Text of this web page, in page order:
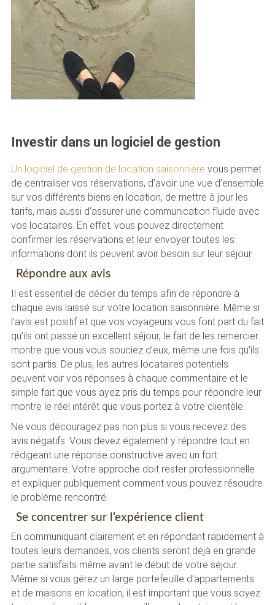
Investir dans un logiciel de gestion
Un logiciel de gestion de location saisonnière vous permet
de centraliser vos réservations, d’avoir une vue d’ensemble
sur vos différents biens en location, de mettre à jour les
tarifs, mais aussi d’assurer une communication fluide avec
vos locataires. En effet, vous pouvez directement
confirmer les réservations et leur envoyer toutes les
informations dont ils peuvent avoir besoin sur leur séjour.
Répondre aux avis
Il est essentiel de dédier du temps afin de répondre à
chaque avis laissé sur votre location saisonnière. Même si
l’avis est positif et que vos voyageurs vous font part du fait
qu’ils ont passé un excellent séjour, le fait de les remercier
montre que vous vous souciez d’eux, même une fois qu’ils
sont partis. De plus, les autres locataires potentiels
peuvent voir vos réponses à chaque commentaire et le
simple fait que vous ayez pris du temps pour répondre leur
montre le réel intérêt que vous portez à votre clientèle.
Ne vous découragez pas non plus si vous recevez des
avis négatifs. Vous devez également y répondre tout en
rédigeant une réponse constructive avec un fort
argumentaire. Votre approche doit rester professionnelle
et expliquer publiquement comment vous pouvez résoudre
le problème rencontré.
Se concentrer sur l’expérience client
En communiquant clairement et en répondant rapidement à
toutes leurs demandes, vos clients seront déjà en grande
partie satisfaits même avant le début de votre séjour.
Même si vous gérez un large portefeuille d’appartements
et de maisons en location, il est important que vous soyez